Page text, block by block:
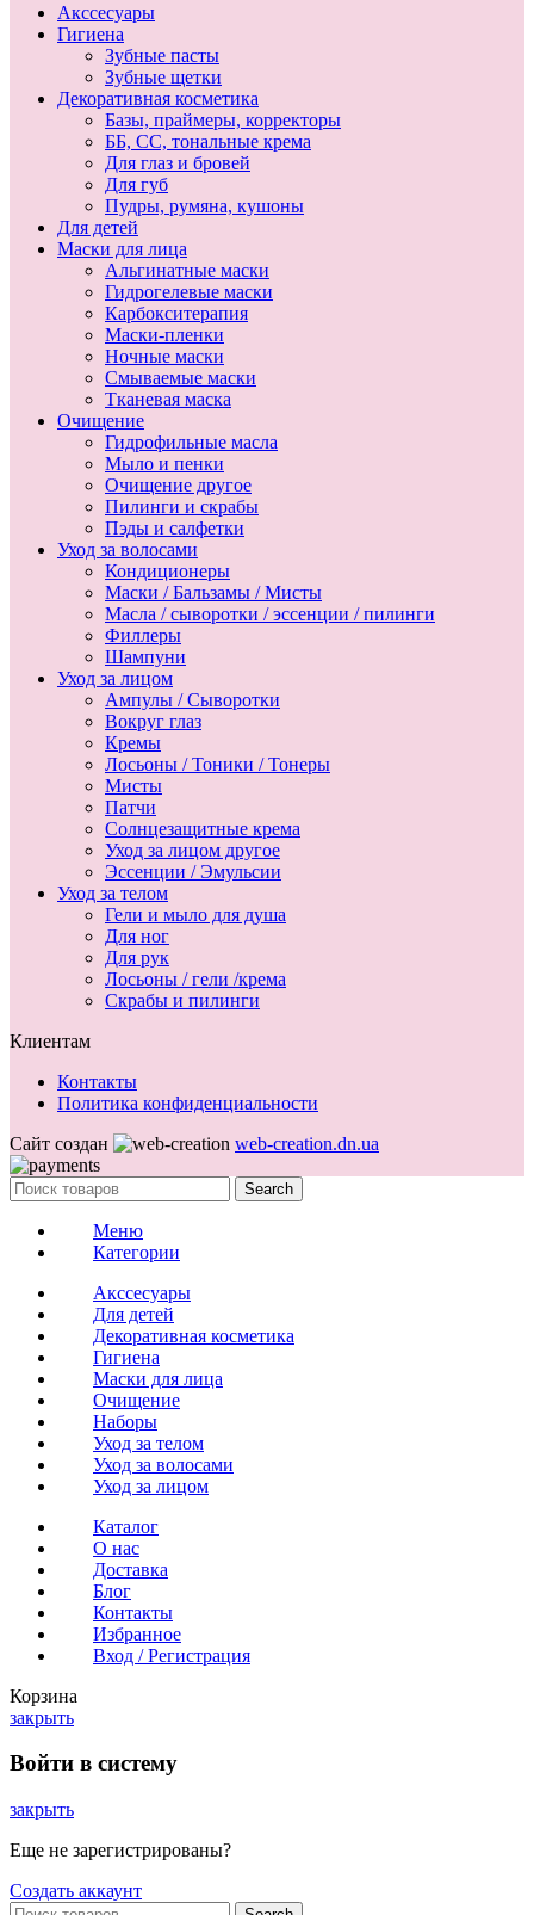
Акссесуары
Гигиена
Зубные пасты
Зубные щетки
Декоративная косметика
Базы, праймеры, корректоры
ББ, СС, тональные крема
Для глаз и бровей
Для губ
Пудры, румяна, кушоны
Для детей
Маски для лица
Альгинатные маски
Гидрогелевые маски
Карбокситерапия
Маски-пленки
Ночные маски
Смываемые маски
Тканевая маска
Очищение
Гидрофильные масла
Мыло и пенки
Очищение другое
Пилинги и скрабы
Пэды и салфетки
Уход за волосами
Кондиционеры
Маски / Бальзамы / Мисты
Масла / сыворотки / эссенции / пилинги
Филлеры
Шампуни
Уход за лицом
Ампулы / Сыворотки
Вокруг глаз
Кремы
Лосьоны / Тоники / Тонеры
Мисты
Патчи
Солнцезащитные крема
Уход за лицом другое
Эссенции / Эмульсии
Уход за телом
Гели и мыло для душа
Для ног
Для рук
Лосьоны / гели /крема
Скрабы и пилинги
Клиентам
Контакты
Политика конфиденциальности
Сайт создан
web-creation.dn.ua
Search
Меню
Категории
Акссесуары
Для детей
Декоративная косметика
Гигиена
Маски для лица
Очищение
Наборы
Уход за телом
Уход за волосами
Уход за лицом
Каталог
О нас
Доставка
Блог
Контакты
Избранное
Вход / Регистрация
Корзина
закрыть
Войти в систему
закрыть
Еще не зарегистрированы?
Создать аккаунт